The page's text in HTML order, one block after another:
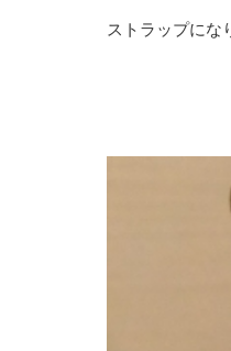
ストラップにな